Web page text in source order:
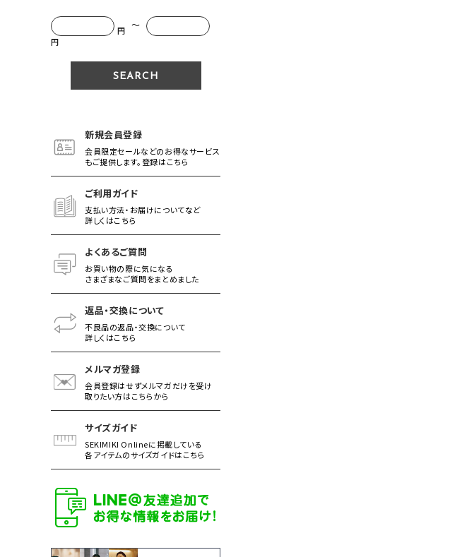
円 ～
円
新規会員登録
会員限定セールなどのお得なサービス
もご提供します。登録はこちら
ご利用ガイド
支払い方法・お届けについてなど
詳しくはこちら
よくあるご質問
お買い物の際に気になる
さまざまなご質問をまとめました
返品・交換について
不良品の返品・交換について
詳しくはこちら
メルマガ登録
会員登録はせずメルマガだけを受け
取りたい方はこちらから
サイズガイド
SEKIMIKI Onlineに掲載している
各アイテムのサイズガイドはこちら